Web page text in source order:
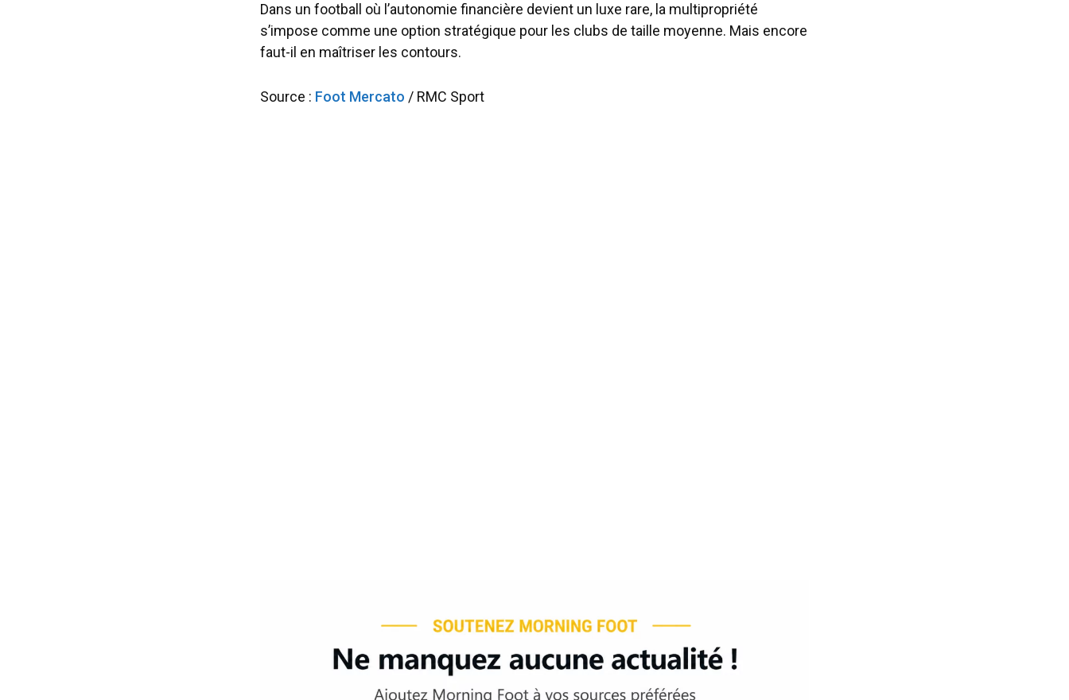
Dans un football où l’autonomie financière devient un luxe rare, la multipropriété
s’impose comme une option stratégique pour les clubs de taille moyenne. Mais encore
faut-il en maîtriser les contours.
Source : Foot Mercato / RMC Sport